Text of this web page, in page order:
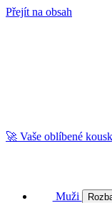
Přejít na obsah
🚀 Vaše oblíbené
Muži